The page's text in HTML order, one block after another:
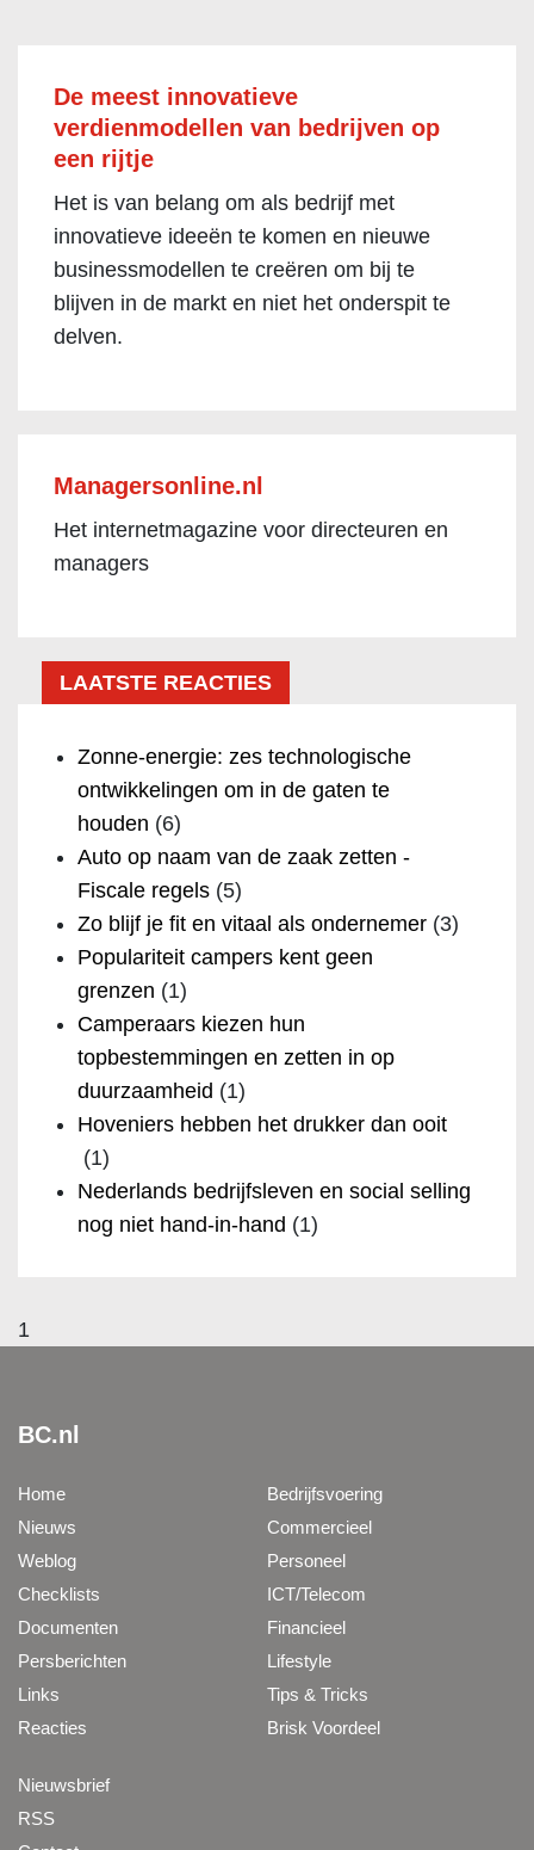
De meest innovatieve
verdienmodellen van bedrijven op
een rijtje
Het is van belang om als bedrijf met
innovatieve ideeën te komen en nieuwe
businessmodellen te creëren om bij te
blijven in de markt en niet het onderspit te
delven.
Managersonline.nl
Het internetmagazine voor directeuren en
managers
LAATSTE REACTIES
Zonne-energie: zes technologische
ontwikkelingen om in de gaten te
houden (6)
Auto op naam van de zaak zetten -
Fiscale regels (5)
Zo blijf je fit en vitaal als ondernemer (3)
Populariteit campers kent geen
grenzen (1)
Camperaars kiezen hun
topbestemmingen en zetten in op
duurzaamheid (1)
Hoveniers hebben het drukker dan ooit
(1)
Nederlands bedrijfsleven en social selling
nog niet hand-in-hand (1)
1
BC.nl
Home
Nieuws
Weblog
Checklists
Documenten
Persberichten
Links
Reacties
Bedrijfsvoering
Commercieel
Personeel
ICT/Telecom
Financieel
Lifestyle
Tips & Tricks
Brisk Voordeel
Nieuwsbrief
RSS